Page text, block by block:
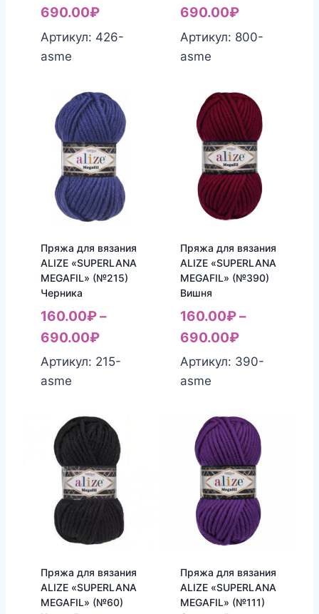
690.00₽
Артикул: 426-
asme
690.00₽
Артикул: 800-
asme
Пряжа для вязания
ALIZE «SUPERLANA
MEGAFIL» (№215)
Черника
160.00₽–
690.00₽
Артикул: 215-
asme
Пряжа для вязания
ALIZE «SUPERLANA
MEGAFIL» (№390)
Вишня
160.00₽–
690.00₽
Артикул: 390-
asme
Пряжа для вязания
ALIZE «SUPERLANA
MEGAFIL» (№60)
Пряжа для вязания
ALIZE «SUPERLANA
MEGAFIL» (№111)